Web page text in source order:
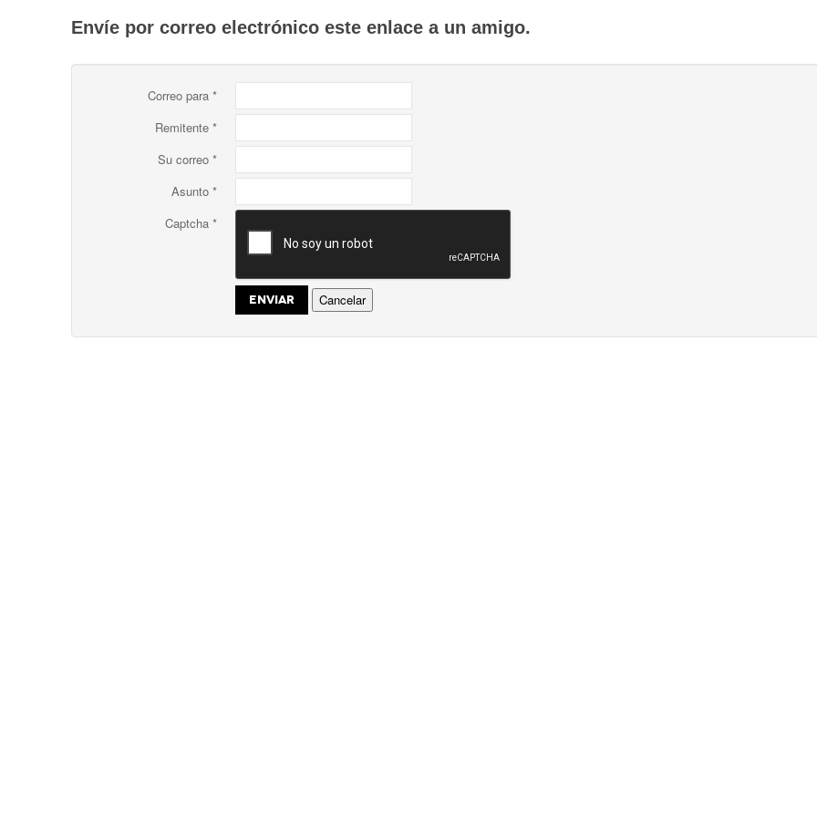
Envíe por correo electrónico este enlace a un amigo.
Correo para *
Remitente *
Su correo *
Asunto *
Captcha *
ENVIAR Cancelar